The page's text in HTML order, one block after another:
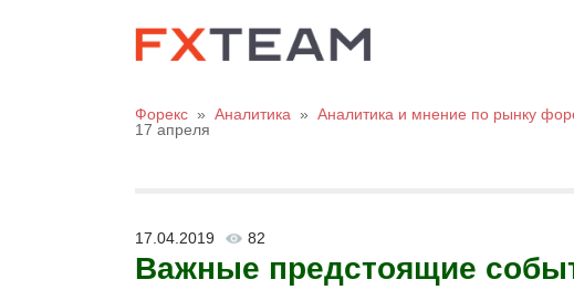
Форекс » Аналитика » Аналитика и мнение по рынку
17 апреля
17.04.2019 82
Важные предстоящие